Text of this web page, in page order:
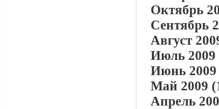
Октябрь
Сентябрь
Август
Июль 2009
Июнь 2009
Май 2009
Апрель